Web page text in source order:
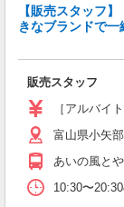
【販売スタッフ
きなブランドで一
販売スタッフ
［アルバイ
富山県小矢
あいの風と
10:30〜